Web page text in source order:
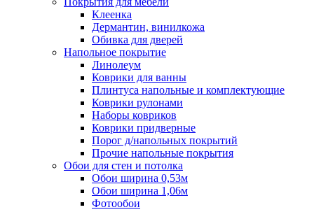
Клеенка
Дермантин, винилкожа
Обивка для дверей
Напольное покрытие
Линолеум
Коврики для ванны
Плинтуса напольные и комплектующие
Коврики рулонами
Наборы ковриков
Коврики придверные
Порог д/напольных покрытий
Прочие напольные покрытия
Обои для стен и потолка
Обои ширина 0,53м
Обои ширина 1,06м
Фотообои